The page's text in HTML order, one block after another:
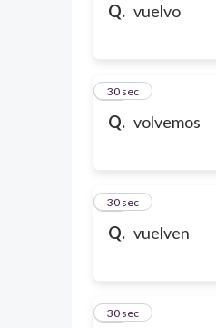
Q. vuelvo
Q. volvemos
14
30 sec
Q. vuelven
15
30 sec
16
30 sec